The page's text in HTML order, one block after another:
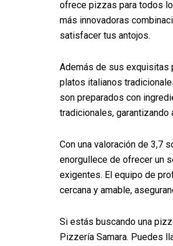
ofrece pizzas para todos
más innovadoras
satisfacer tus antojos.
Además de sus exquisitas
platos italianos
son preparados con
tradicionales, garantizando
Con una valoración de 3,7
enorgullece de ofrecer un
exigentes. El equipo de
cercana y amable,
Si estás buscando una
Pizzería Samara. Puedes